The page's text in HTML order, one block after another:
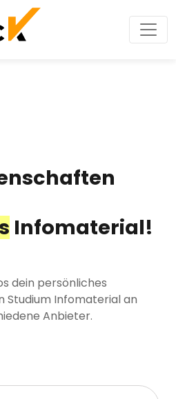
Infomaterial!
dein persönliches
Studium Infomaterial an
Anbieter.